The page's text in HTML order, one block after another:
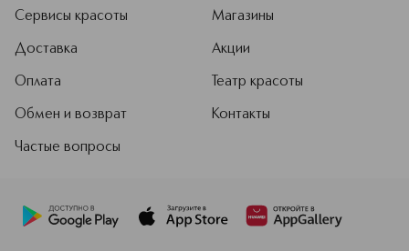
Сервисы красоты
Доставка
Оплата
Обмен и возврат
Частые вопросы
Магазины
Акции
Театр красоты
Контакты